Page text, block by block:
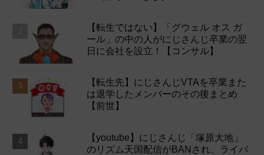
【転生ではない】「グウェル オス ガ
ール」の中の人がにじさんじ卒業の翌
日に会社を設立！【コンサル】
【転生先】にじさんじVTAを卒業また
は退学したメンバーのその後まとめ
【前世】
【youtube】にじさんじ「塚原大地」
のリズム天国配信がBANされ、ライバ